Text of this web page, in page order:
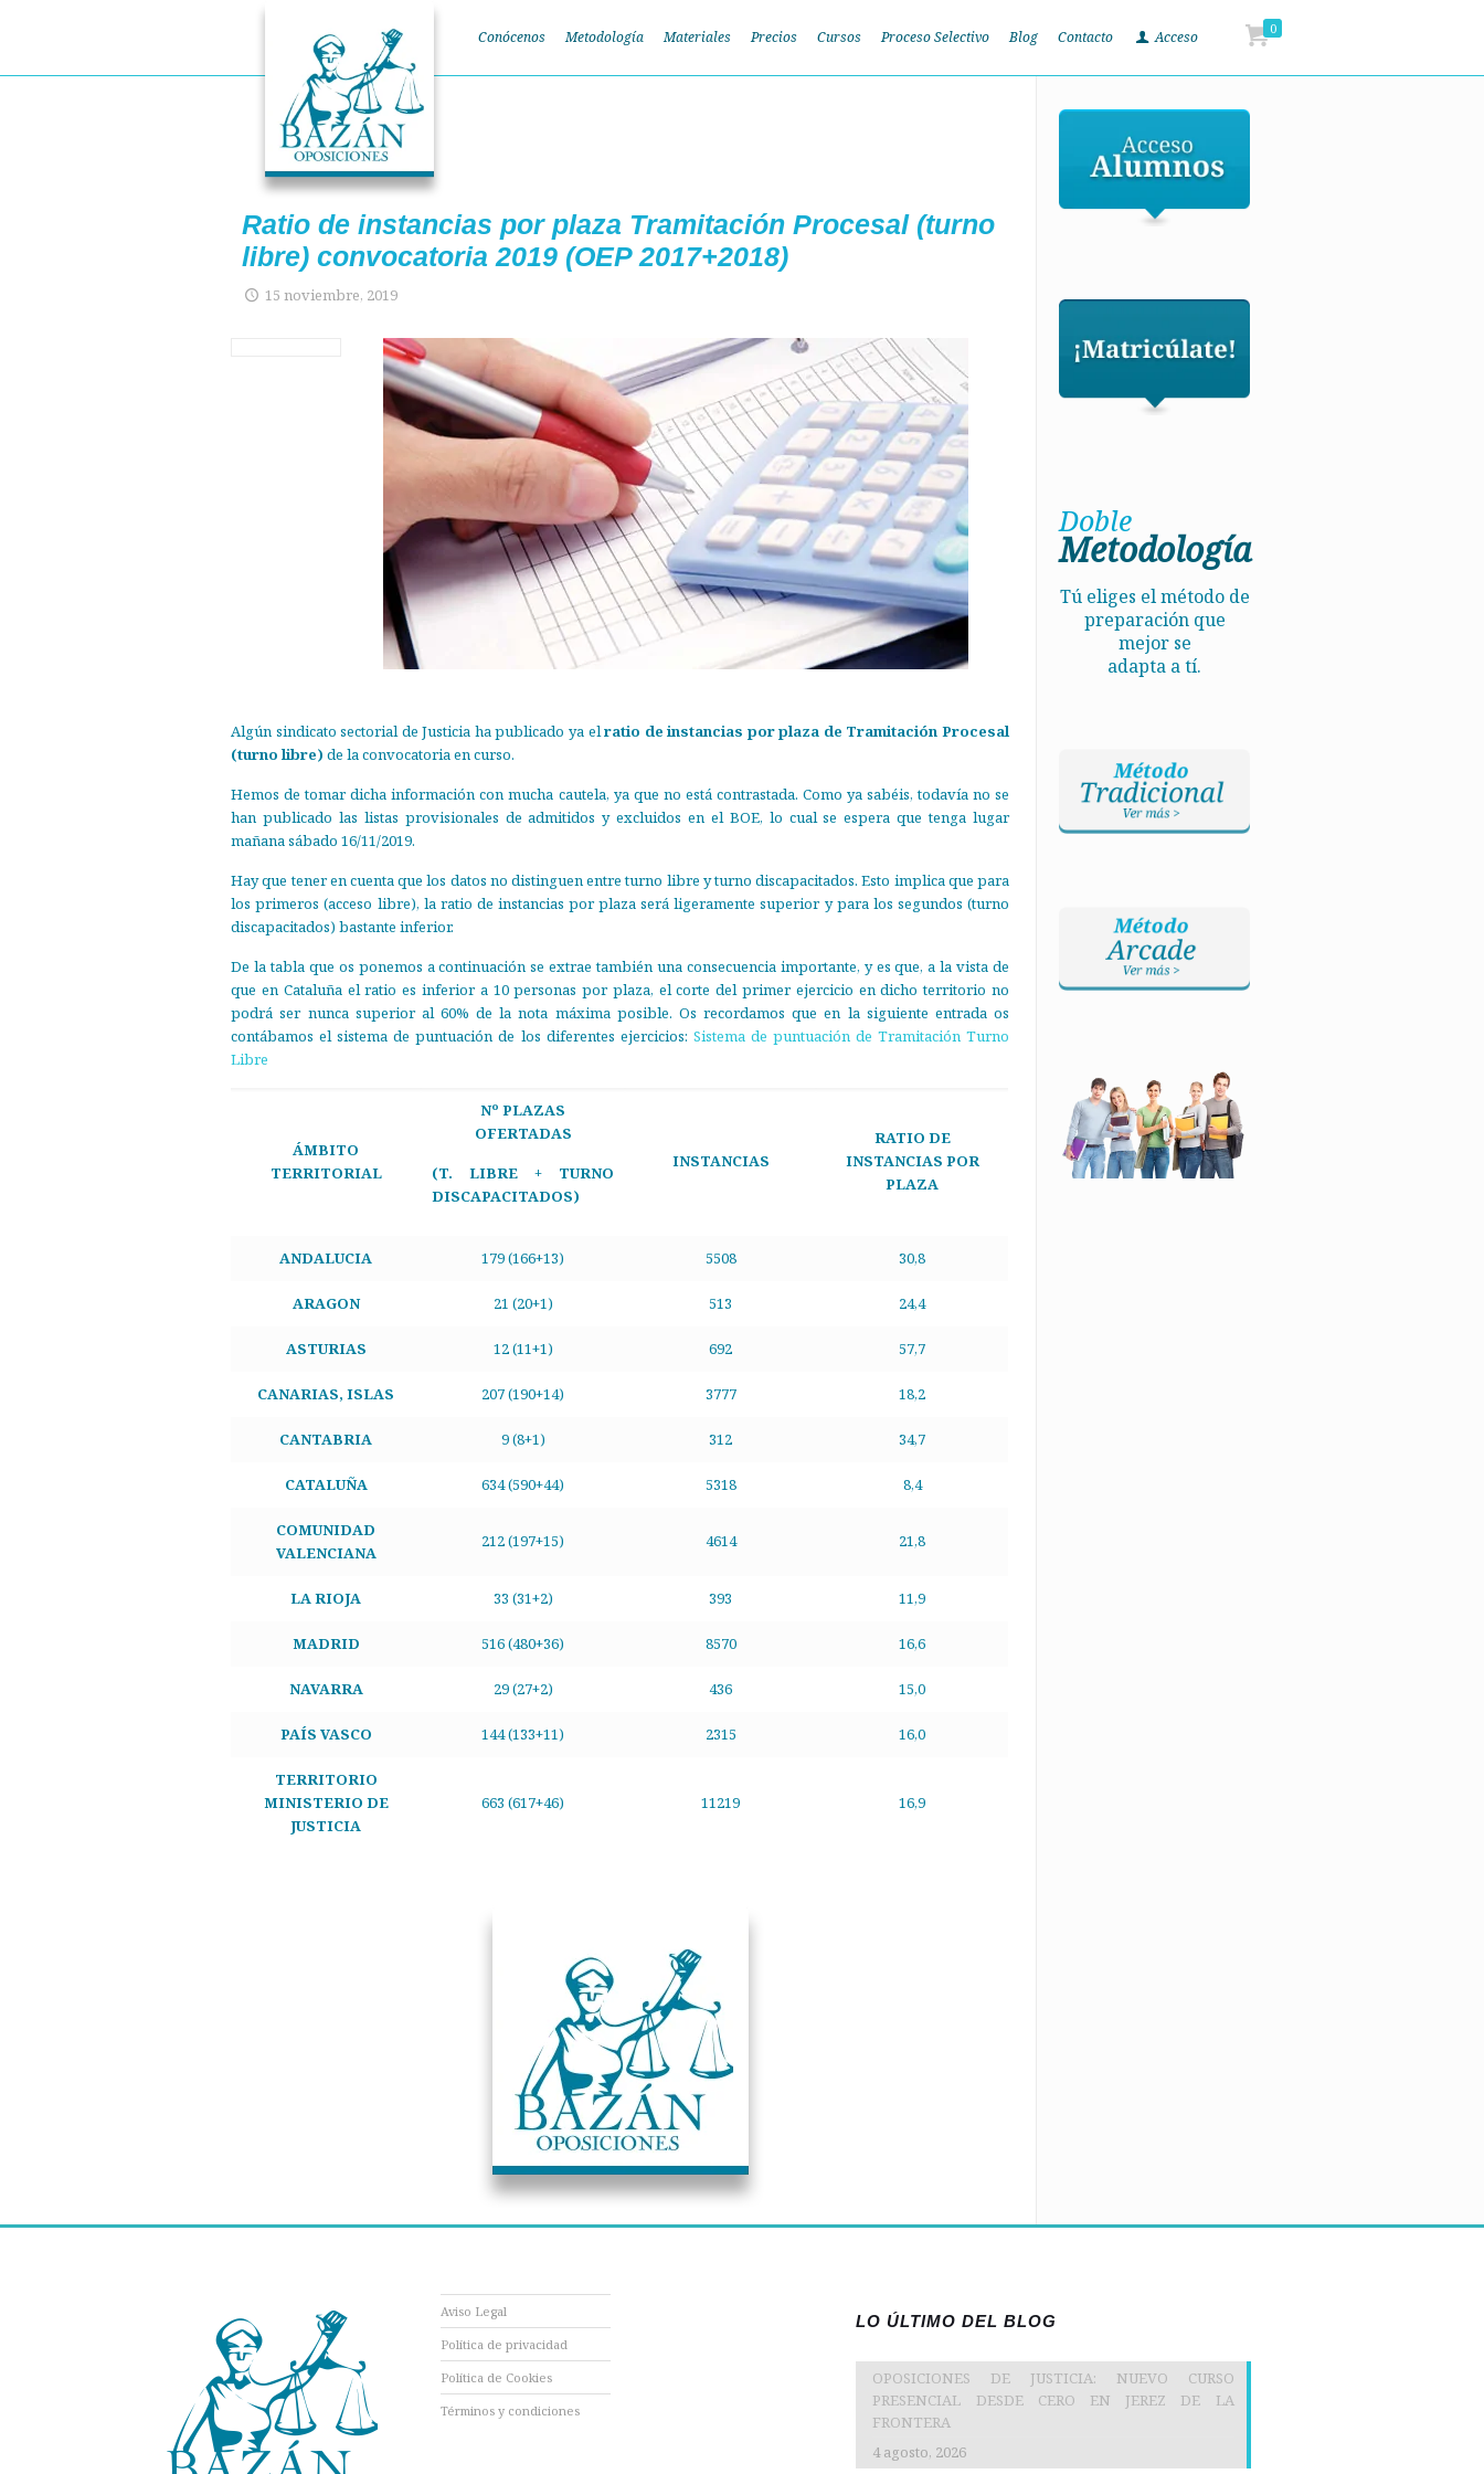
Conócenos Metodología Materiales Precios Cursos Proceso Selectivo Blog Contacto Acceso 0
Ratio de instancias por plaza Tramitación Procesal (turno
libre) convocatoria 2019 (OEP 2017+2018)
15 noviembre, 2019
Algún sindicato sectorial de Justicia ha publicado ya elratio de instancias por plaza de Tramitación Procesal
(turno libre) de la convocatoria en curso.
Hemos de tomar dicha información con mucha cautela, ya que no está contrastada. Como ya sabéis, todavía no se
han publicado las listas provisionales de admitidos y excluidos en el BOE, lo cual se espera que tenga lugar
mañana sábado 16/11/2019.
Hay que tener en cuenta que los datos no distinguen entre turno libre y turno discapacitados. Esto implica que para
los primeros (acceso libre), la ratio de instancias por plaza será ligeramente superior y para los segundos (turno
discapacitados) bastante inferior.
De la tabla que os ponemos a continuación se extrae también una consecuencia importante, y es que, a la vista de
que en Cataluña el ratio es inferior a 10 personas por plaza, el corte del primer ejercicio en dicho territorio no
podrá ser nunca superior al 60% de la nota máxima posible. Os recordamos que en la siguiente entrada os
contábamos el sistema de puntuación de los diferentes ejercicios: Sistema de puntuación de Tramitación Turno
Libre
ÁMBITO
TERRITORIAL
Nº PLAZAS
OFERTADAS
(T. LIBRE + TURNO
DISCAPACITADOS)
INSTANCIAS
RATIO DE
INSTANCIAS POR
PLAZA
ANDALUCIA 179 (166+13) 5508 30,8
ARAGON 21 (20+1) 513 24,4
ASTURIAS 12 (11+1) 692 57,7
CANARIAS, ISLAS 207 (190+14) 3777 18,2
CANTABRIA 9 (8+1) 312 34,7
CATALUÑA 634 (590+44) 5318 8,4
COMUNIDAD
VALENCIANA
212 (197+15) 4614 21,8
LA RIOJA 33 (31+2) 393 11,9
MADRID 516 (480+36) 8570 16,6
NAVARRA 29 (27+2) 436 15,0
PAÍS VASCO 144 (133+11) 2315 16,0
TERRITORIO
MINISTERIO DE
JUSTICIA
663 (617+46) 11219 16,9
Doble
Metodología
Tú eliges el método de
preparación que
mejor se
adapta a tí.
Aviso Legal
Política de privacidad
Política de Cookies
Términos y condiciones
LO ÚLTIMO DEL BLOG
OPOSICIONES DE JUSTICIA: NUEVO CURSO
PRESENCIAL DESDE CERO EN JEREZ DE LA
FRONTERA
4 agosto, 2026